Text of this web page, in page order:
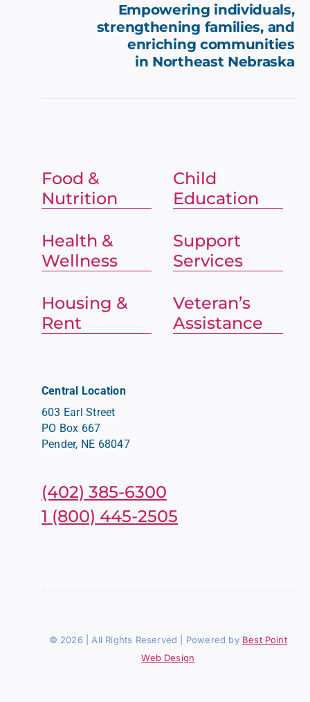
Empowering individuals,
strengthening families, and
enriching communities
in Northeast Nebraska
Food &
Nutrition
Health &
Wellness
Housing &
Rent
Child
Education
Support
Services
Veteran’s
Assistance
Central Location
603 Earl Street
PO Box 667
Pender, NE 68047
(402) 385-6300
1 (800) 445-2505
© 2026 | All Rights Reserved | Powered by Best Point
Web Design